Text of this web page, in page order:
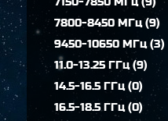
7800-8450 МГц(9)
9450-10650 МГц(3)
11.0-13.25 ГГц(9)
14.5-16.5 ГГц(0)
16.5-18.5 ГГц(0)